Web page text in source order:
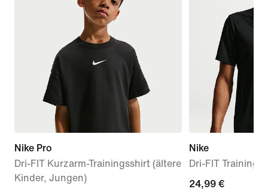
Nike Pro
Dri-FIT Kurzarm-Trainingsshirt (ältere
Kinder, Jungen)
Nike
Dri-FIT
24,99 €
24,99 €